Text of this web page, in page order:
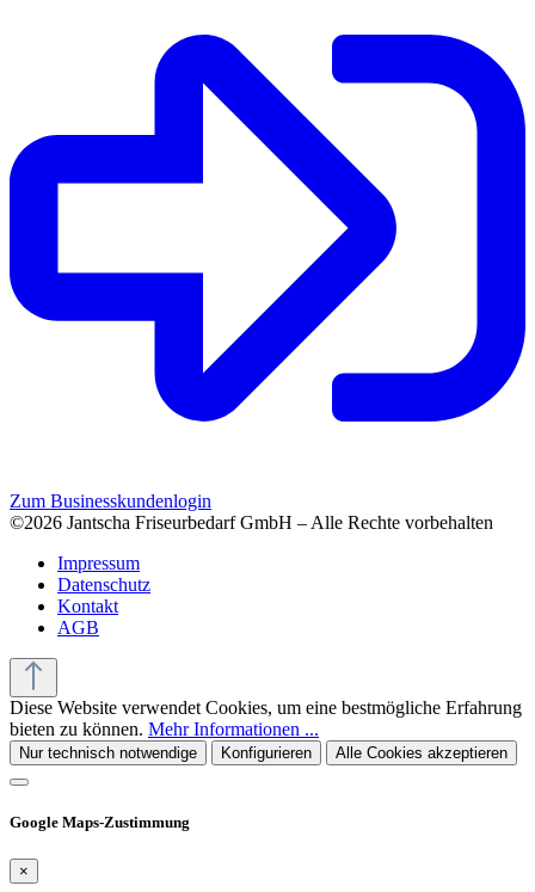
Zum Businesskundenlogin
©2026 Jantscha Friseurbedarf GmbH – Alle Rechte vorbehalten
Impressum
Datenschutz
Kontakt
AGB
Diese Website verwendet Cookies, um eine bestmögliche Erfahrung
bieten zu können. Mehr Informationen ...
Nur technisch notwendige Konfigurieren Alle Cookies akzeptieren
Google Maps-Zustimmung
×